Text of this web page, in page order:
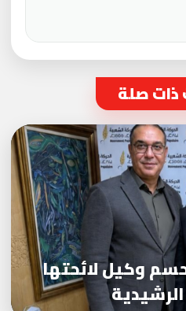
ذات صلة
وكيل لائحتها